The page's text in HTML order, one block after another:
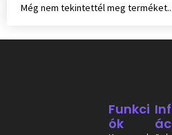
Még nem tekintettél meg
Funkci
Ók